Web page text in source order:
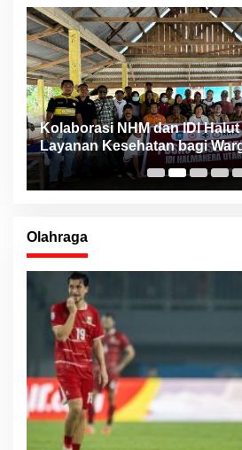
Kolaborasi NHM dan IDI
Layanan Kesehatan bagi
Bencana Kao Barat
Olahraga